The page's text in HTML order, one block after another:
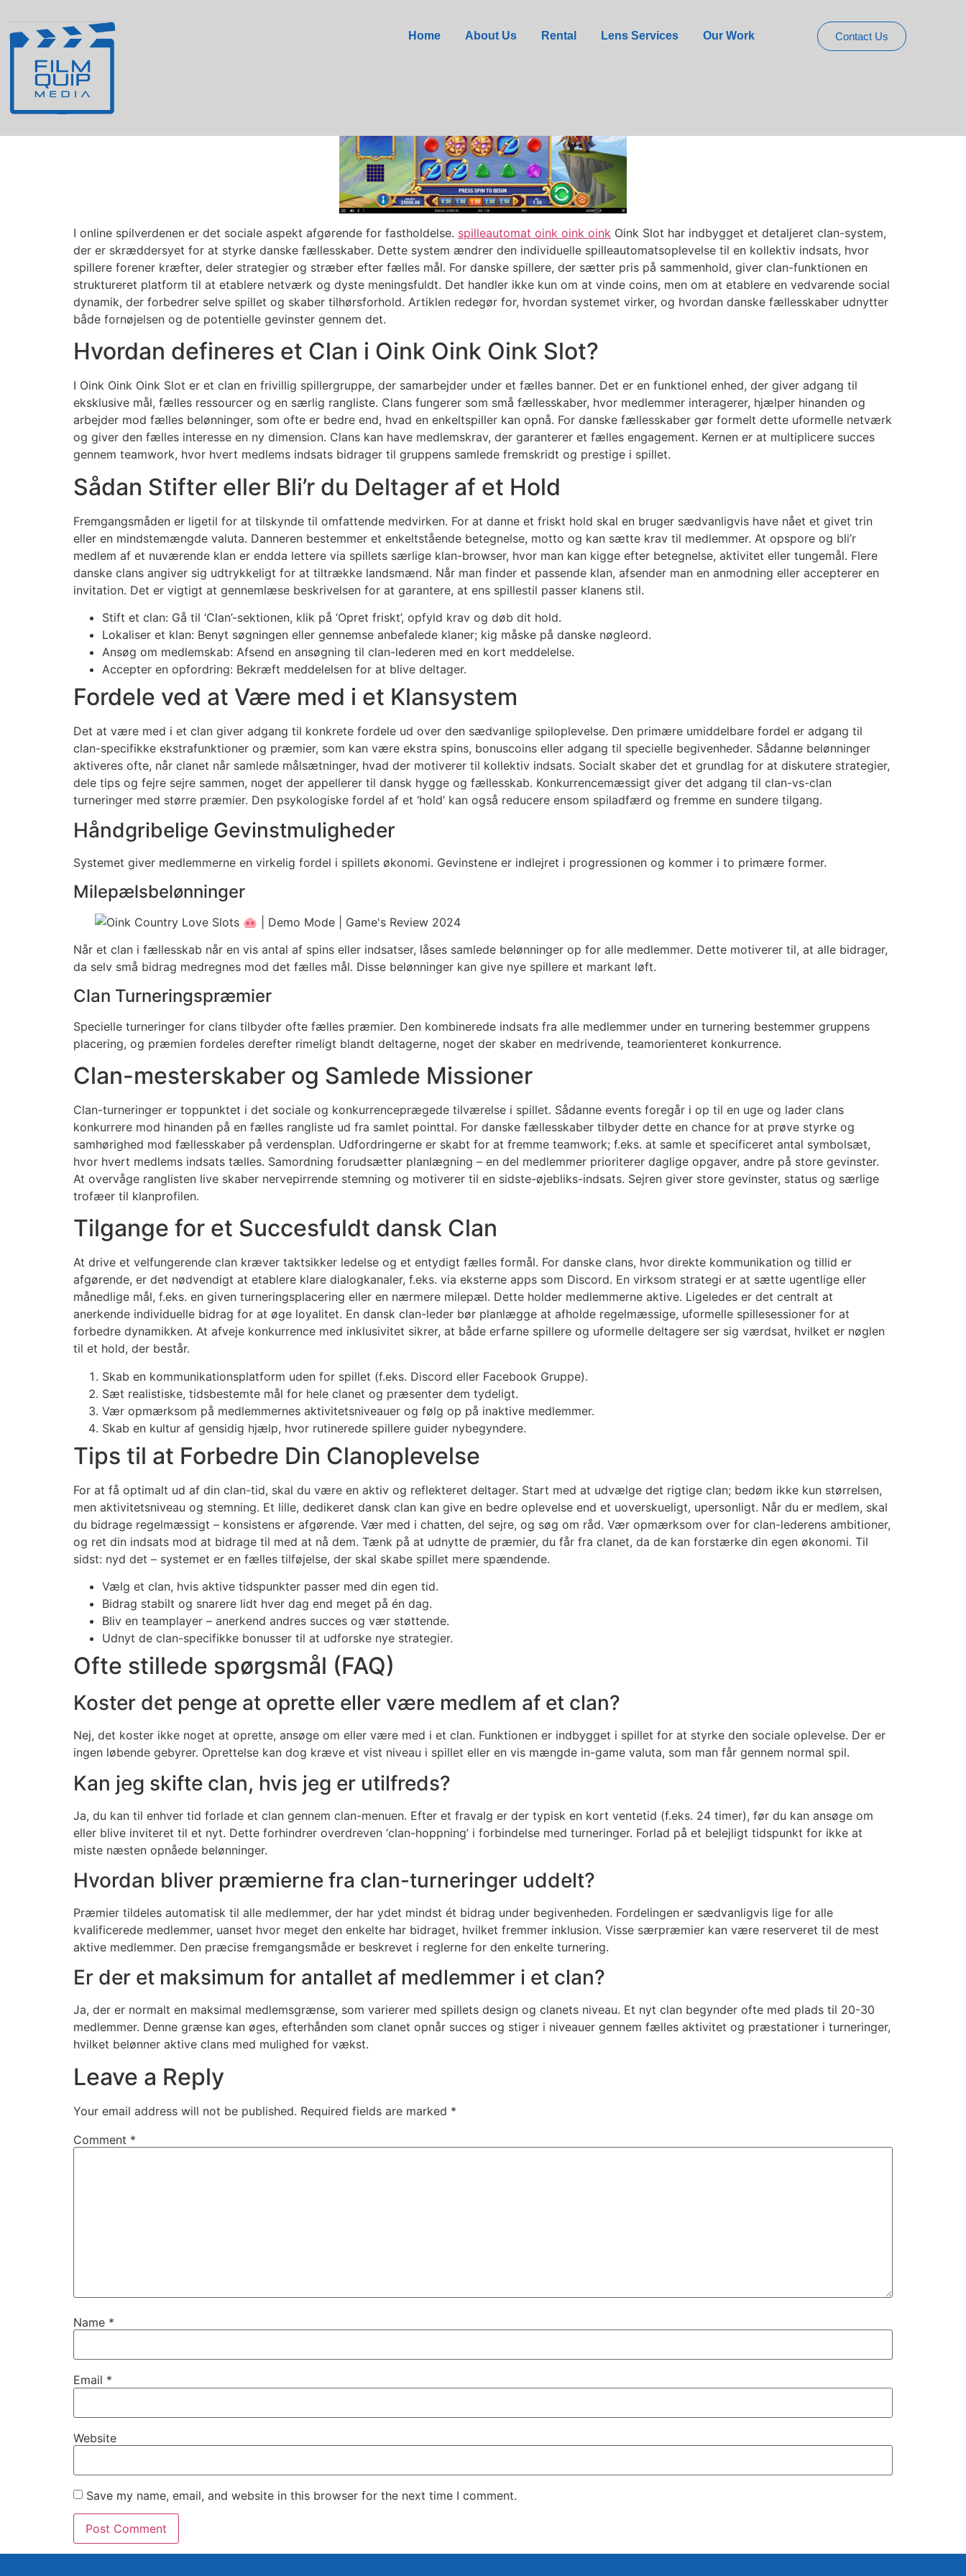
Home About Us Rental Lens Services Our Work Contact Us
Gruppesystem i Oink Oink Oink Slot for Grupper i Danmark
I online spilverdenen er det sociale aspekt afgørende for fastholdelse. spilleautomat oink oink oink Oink Slot har indbygget et detaljeret clan-system,
der er skræddersyet for at styrke danske fællesskaber. Dette system ændrer den individuelle spilleautomatsoplevelse til en kollektiv indsats, hvor
spillere forener kræfter, deler strategier og stræber efter fælles mål. For danske spillere, der sætter pris på sammenhold, giver clan-funktionen en
struktureret platform til at etablere netværk og dyste meningsfuldt. Det handler ikke kun om at vinde coins, men om at etablere en vedvarende social
dynamik, der forbedrer selve spillet og skaber tilhørsforhold. Artiklen redegør for, hvordan systemet virker, og hvordan danske fællesskaber udnytter
både fornøjelsen og de potentielle gevinster gennem det.
Hvordan defineres et Clan i Oink Oink Oink Slot?
I Oink Oink Oink Slot er et clan en frivillig spillergruppe, der samarbejder under et fælles banner. Det er en funktionel enhed, der giver adgang til
eksklusive mål, fælles ressourcer og en særlig rangliste. Clans fungerer som små fællesskaber, hvor medlemmer interagerer, hjælper hinanden og
arbejder mod fælles belønninger, som ofte er bedre end, hvad en enkeltspiller kan opnå. For danske fællesskaber gør formelt dette uformelle netværk
og giver den fælles interesse en ny dimension. Clans kan have medlemskrav, der garanterer et fælles engagement. Kernen er at multiplicere succes
gennem teamwork, hvor hvert medlems indsats bidrager til gruppens samlede fremskridt og prestige i spillet.
Sådan Stifter eller Bli’r du Deltager af et Hold
Fremgangsmåden er ligetil for at tilskynde til omfattende medvirken. For at danne et friskt hold skal en bruger sædvanligvis have nået et givet trin
eller en mindstemængde valuta. Danneren bestemmer et enkeltstående betegnelse, motto og kan sætte krav til medlemmer. At opspore og bli’r
medlem af et nuværende klan er endda lettere via spillets særlige klan-browser, hvor man kan kigge efter betegnelse, aktivitet eller tungemål. Flere
danske clans angiver sig udtrykkeligt for at tiltrække landsmænd. Når man finder et passende klan, afsender man en anmodning eller accepterer en
invitation. Det er vigtigt at gennemlæse beskrivelsen for at garantere, at ens spillestil passer klanens stil.
Stift et clan: Gå til ‘Clan’-sektionen, klik på ‘Opret friskt’, opfyld krav og døb dit hold.
Lokaliser et klan: Benyt søgningen eller gennemse anbefalede klaner; kig måske på danske nøgleord.
Ansøg om medlemskab: Afsend en ansøgning til clan-lederen med en kort meddelelse.
Accepter en opfordring: Bekræft meddelelsen for at blive deltager.
Fordele ved at Være med i et Klansystem
Det at være med i et clan giver adgang til konkrete fordele ud over den sædvanlige spiloplevelse. Den primære umiddelbare fordel er adgang til
clan-specifikke ekstrafunktioner og præmier, som kan være ekstra spins, bonuscoins eller adgang til specielle begivenheder. Sådanne belønninger
aktiveres ofte, når clanet når samlede målsætninger, hvad der motiverer til kollektiv indsats. Socialt skaber det et grundlag for at diskutere strategier,
dele tips og fejre sejre sammen, noget der appellerer til dansk hygge og fællesskab. Konkurrencemæssigt giver det adgang til clan-vs-clan
turneringer med større præmier. Den psykologiske fordel af et ‘hold’ kan også reducere ensom spiladfærd og fremme en sundere tilgang.
Håndgribelige Gevinstmuligheder
Systemet giver medlemmerne en virkelig fordel i spillets økonomi. Gevinstene er indlejret i progressionen og kommer i to primære former.
Milepælsbelønninger
Når et clan i fællesskab når en vis antal af spins eller indsatser, låses samlede belønninger op for alle medlemmer. Dette motiverer til, at alle bidrager,
da selv små bidrag medregnes mod det fælles mål. Disse belønninger kan give nye spillere et markant løft.
Clan Turneringspræmier
Specielle turneringer for clans tilbyder ofte fælles præmier. Den kombinerede indsats fra alle medlemmer under en turnering bestemmer gruppens
placering, og præmien fordeles derefter rimeligt blandt deltagerne, noget der skaber en medrivende, teamorienteret konkurrence.
Clan-mesterskaber og Samlede Missioner
Clan-turneringer er toppunktet i det sociale og konkurrenceprægede tilværelse i spillet. Sådanne events foregår i op til en uge og lader clans
konkurrere mod hinanden på en fælles rangliste ud fra samlet pointtal. For danske fællesskaber tilbyder dette en chance for at prøve styrke og
samhørighed mod fællesskaber på verdensplan. Udfordringerne er skabt for at fremme teamwork; f.eks. at samle et specificeret antal symbolsæt,
hvor hvert medlems indsats tælles. Samordning forudsætter planlægning – en del medlemmer prioriterer daglige opgaver, andre på store gevinster.
At overvåge ranglisten live skaber nervepirrende stemning og motiverer til en sidste-øjebliks-indsats. Sejren giver store gevinster, status og særlige
trofæer til klanprofilen.
Tilgange for et Succesfuldt dansk Clan
At drive et velfungerende clan kræver taktsikker ledelse og et entydigt fælles formål. For danske clans, hvor direkte kommunikation og tillid er
afgørende, er det nødvendigt at etablere klare dialogkanaler, f.eks. via eksterne apps som Discord. En virksom strategi er at sætte ugentlige eller
månedlige mål, f.eks. en given turneringsplacering eller en nærmere milepæl. Dette holder medlemmerne aktive. Ligeledes er det centralt at
anerkende individuelle bidrag for at øge loyalitet. En dansk clan-leder bør planlægge at afholde regelmæssige, uformelle spillesessioner for at
forbedre dynamikken. At afveje konkurrence med inklusivitet sikrer, at både erfarne spillere og uformelle deltagere ser sig værdsat, hvilket er nøglen
til et hold, der består.
Skab en kommunikationsplatform uden for spillet (f.eks. Discord eller Facebook Gruppe).
Sæt realistiske, tidsbestemte mål for hele clanet og præsenter dem tydeligt.
Vær opmærksom på medlemmernes aktivitetsniveauer og følg op på inaktive medlemmer.
Skab en kultur af gensidig hjælp, hvor rutinerede spillere guider nybegyndere.
Tips til at Forbedre Din Clanoplevelse
For at få optimalt ud af din clan-tid, skal du være en aktiv og reflekteret deltager. Start med at udvælge det rigtige clan; bedøm ikke kun størrelsen,
men aktivitetsniveau og stemning. Et lille, dedikeret dansk clan kan give en bedre oplevelse end et uoverskueligt, upersonligt. Når du er medlem, skal
du bidrage regelmæssigt – konsistens er afgørende. Vær med i chatten, del sejre, og søg om råd. Vær opmærksom over for clan-lederens ambitioner,
og ret din indsats mod at bidrage til med at nå dem. Tænk på at udnytte de præmier, du får fra clanet, da de kan forstærke din egen økonomi. Til
sidst: nyd det – systemet er en fælles tilføjelse, der skal skabe spillet mere spændende.
Vælg et clan, hvis aktive tidspunkter passer med din egen tid.
Bidrag stabilt og snarere lidt hver dag end meget på én dag.
Bliv en teamplayer – anerkend andres succes og vær støttende.
Udnyt de clan-specifikke bonusser til at udforske nye strategier.
Ofte stillede spørgsmål (FAQ)
Koster det penge at oprette eller være medlem af et clan?
Nej, det koster ikke noget at oprette, ansøge om eller være med i et clan. Funktionen er indbygget i spillet for at styrke den sociale oplevelse. Der er
ingen løbende gebyrer. Oprettelse kan dog kræve et vist niveau i spillet eller en vis mængde in-game valuta, som man får gennem normal spil.
Kan jeg skifte clan, hvis jeg er utilfreds?
Ja, du kan til enhver tid forlade et clan gennem clan-menuen. Efter et fravalg er der typisk en kort ventetid (f.eks. 24 timer), før du kan ansøge om
eller blive inviteret til et nyt. Dette forhindrer overdreven ‘clan-hoppning’ i forbindelse med turneringer. Forlad på et belejligt tidspunkt for ikke at
miste næsten opnåede belønninger.
Hvordan bliver præmierne fra clan-turneringer uddelt?
Præmier tildeles automatisk til alle medlemmer, der har ydet mindst ét bidrag under begivenheden. Fordelingen er sædvanligvis lige for alle
kvalificerede medlemmer, uanset hvor meget den enkelte har bidraget, hvilket fremmer inklusion. Visse særpræmier kan være reserveret til de mest
aktive medlemmer. Den præcise fremgangsmåde er beskrevet i reglerne for den enkelte turnering.
Er der et maksimum for antallet af medlemmer i et clan?
Ja, der er normalt en maksimal medlemsgrænse, som varierer med spillets design og clanets niveau. Et nyt clan begynder ofte med plads til 20-30
medlemmer. Denne grænse kan øges, efterhånden som clanet opnår succes og stiger i niveauer gennem fælles aktivitet og præstationer i turneringer,
hvilket belønner aktive clans med mulighed for vækst.
Leave a Reply
Your email address will not be published. Required fields are marked *
Comment *
Name *
Email *
Website
Save my name, email, and website in this browser for the next time I comment.